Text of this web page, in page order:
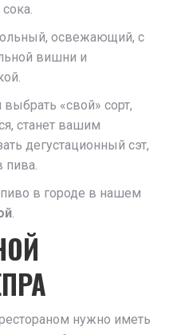
освежающий, с
вишни и
«свой» сорт,
станет вашим
дегустационный сэт,
пива.
в городе в нашем
.
нужно иметь